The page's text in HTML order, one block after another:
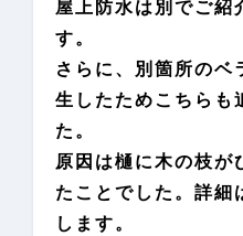
屋上防水は別でご紹
す。
さらに、別箇所のベ
生したためこちらも
た。
原因は樋に木の枝が
たことでした。詳細
します。